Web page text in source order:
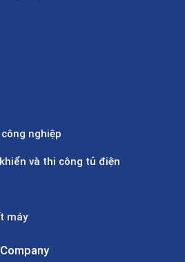
nghiệp
và thi công tủ điện
máy